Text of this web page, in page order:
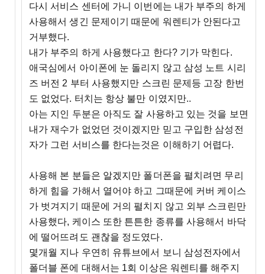
다시 서비스 센터에 가니 이번에는 내가 부주의 하게
사용해서 생긴 문제이기 때문에 워렌티가 안된다고
거부했다.
내가 부주의 하게 사용했다고 한다? 기가 막힌다.
애국심에서 아이폰에 눈 돌리지 않고 삼성 노트 시리
즈 버전 2 부터 사용했지만 스크린 문제등 고장 한번
도 없었다. 터치는 항상 불만 이였지만..
아는 지인 두분은 아직도 잘 사용하고 있는 것을 보면
내가 재수가 없었던 것이겠지만 믿고 구입한 삼성전
자가 그런 서비스를 한다는것은 이해하기 어렵다.
사용해 본 분들은 알겠지만 폴더폰을 펼치려면 무리
하게 힘을 가해서 열어야 하고 그때문에 커버 케이스
가 벗겨지기 때문에 거의 펼치지 않고 외부 스크린만
사용했다, 케이스 또한 튼튼한 종류를 사용해서 바닥
에 떨어뜨려도 괜찮을 정도였다.
몇개월 지나 우연히 유튜브에서 보니 삼성전자에서
폴더블 폰에 대해서는 1회 이상은 워렌티를 해주지